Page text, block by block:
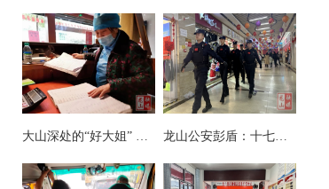
大山深处的“好大姐” ——记第八届湘西州道德模范向玉娥 龙山公安彭盾：十七载藏蓝铸忠诚 初心如磐护万家